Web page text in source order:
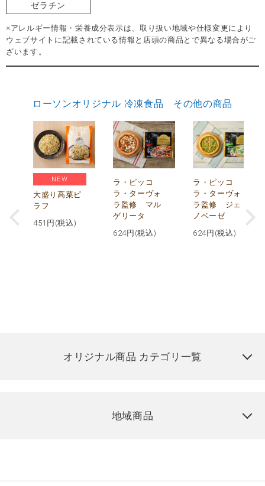
ゼラチン
※アレルギー情報・栄養成分表示は、取り扱い地域や仕様変更により
ウェブサイトに記載されている情報と店頭の商品とで異なる場合がご
ざいます。
ローソンオリジナル 冷凍食品 その他の商品
NEW
大盛り高菜ピ
ラフ
451 円(税込)
ラ・ピッコ
ラ・ターヴォ
ラ監修 マル
ゲリータ
624円(税込)
ラ・ピッコ
ラ・ターヴォ
ラ監修 ジェ
ノベーゼ
624円(税込)
オリジナル商品 カテゴリ一覧
地域商品